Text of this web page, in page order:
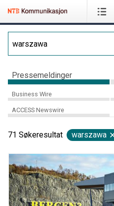
Pressemeldinger
Business Wire
ACCESS Newswire
71 Søkeresultat warszawa